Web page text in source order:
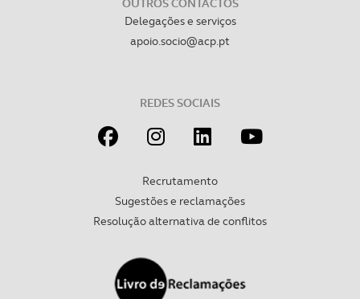
OUTROS CONTACTOS
Delegações e serviços
apoio.socio@acp.pt
REDES SOCIAIS
Recrutamento
Sugestões e reclamações
Resolução alternativa de conflitos